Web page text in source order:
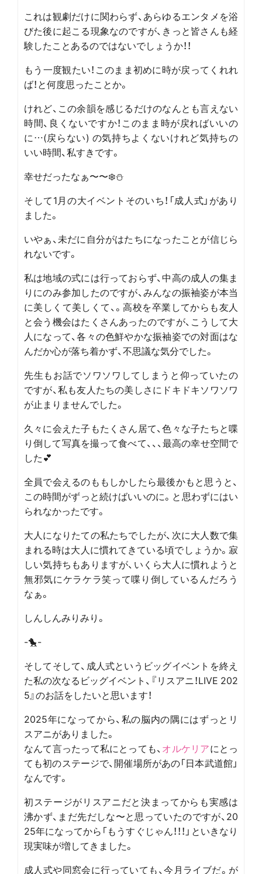
これは観劇だけに関わらず、あらゆるエンタメを浴
びた後に起こる現象なのですが、きっと皆さんも経
験したことあるのではないでしょうか！！
もう一度観たい！このまま初めに時が戻ってくれれ
ば！と何度思ったことか。
けれど、この余韻を感じるだけのなんとも言えない
時間、良くないですか！このまま時が戻ればいいの
に…(戻らない) の気持ちよくないけれど気持ちの
いい時間、私すきです。
幸せだったなぁ〜〜❄️⛄️
そして1月の大イベントそのいち！「成人式」があり
ました。
いやぁ、未だに自分がはたちになったことが信じら
れないです。
私は地域の式には行っておらず、中高の成人の集ま
りにのみ参加したのですが、みんなの振袖姿が本当
に美しくて美しくて、。高校を卒業してからも友人
と会う機会はたくさんあったのですが、こうして大
人になって、各々の色鮮やかな振袖姿での対面はな
んだか心が落ち着かず、不思議な気分でした。
先生もお話でソワソワしてしまうと仰っていたの
ですが、私も友人たちの美しさにドキドキソワソワ
が止まりませんでした。
久々に会えた子もたくさん居て、色々な子たちと喋
り倒して写真を撮って食べて、、、最高の幸せ空間で
した💕
全員で会えるのももしかしたら最後かもと思うと、
この時間がずっと続けばいいのに。と思わずにはい
られなかったです。
大人になりたての私たちでしたが、次に大人数で集
まれる時は大人に慣れてきている頃でしょうか。寂
しい気持ちもありますが、いくら大人に慣れようと
無邪気にケラケラ笑って喋り倒しているんだろう
なぁ。
しんしんみりみり。
-🐤-
そしてそして、成人式というビッグイベントを終え
た私の次なるビッグイベント、『リスアニ！LIVE 202
5』のお話をしたいと思います！
2025年になってから、私の脳内の隅にはずっとリ
スアニがありました。
なんて言ったって私にとっても、 オルケリアにとっ
ても初のステージで、開催場所があの「日本武道館」
なんです。
初ステージがリスアニだと決まってからも実感は
沸かず、まだ先だしな〜と思っていたのですが、20
25年になってから「もうすぐじゃん！！！」といきなり
現実味が増してきました。
成人式や同窓会に行っていても、今月ライブだ。が